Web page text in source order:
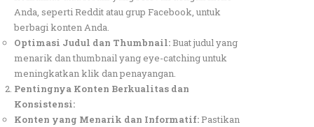
Anda, seperti Reddit atau grup Facebook, untuk
berbagi konten Anda.
Optimasi Judul dan Thumbnail:Buat judul yang
menarik dan thumbnail yang eye-catching untuk
meningkatkan klik dan penayangan.
Pentingnya Konten Berkualitas dan
Konsistensi:
Konten yang Menarik dan Informatif:Pastikan